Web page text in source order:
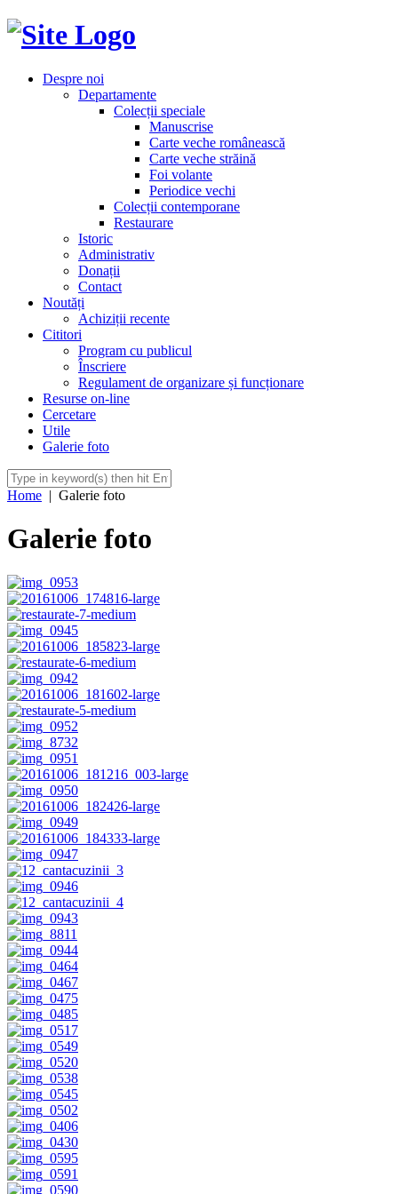
Despre noi
Departamente
Colecții speciale
Manuscrise
Carte veche românească
Carte veche străină
Foi volante
Periodice vechi
Colecții contemporane
Restaurare
Istoric
Administrativ
Donații
Contact
Noutăți
Achiziții recente
Cititori
Program cu publicul
Înscriere
Regulament de organizare și funcționare
Resurse on-line
Cercetare
Utile
Galerie foto
Home | Galerie foto
Galerie foto